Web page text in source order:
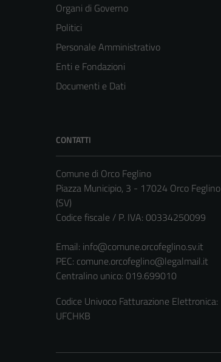
Organi di Governo
Politici
Personale Amministrativo
Enti e Fondazioni
Documenti e Dati
CONTATTI
Comune di Orco Feglino
Piazza Municipio, 3 - 17024 Orco Feglino
(SV)
Codice fiscale / P. IVA: 00334250099
Email: info@comune.orcofeglino.sv.it
PEC: comune.orcofeglino@legalmail.it
Centralino unico: 019.699010
Codice Univoco Fatturazione Elettronica:
UFCHKB